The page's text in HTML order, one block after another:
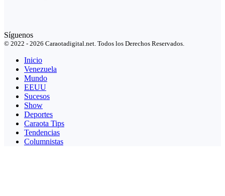
Síguenos
© 2022 - 2026 Caraotadigital.net. Todos los Derechos Reservados.
Inicio
Venezuela
Mundo
EEUU
Sucesos
Show
Deportes
Caraota Tips
Tendencias
Columnistas